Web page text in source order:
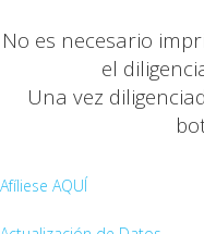
No es necesario
el
Una vez
Afíliese AQUÍ